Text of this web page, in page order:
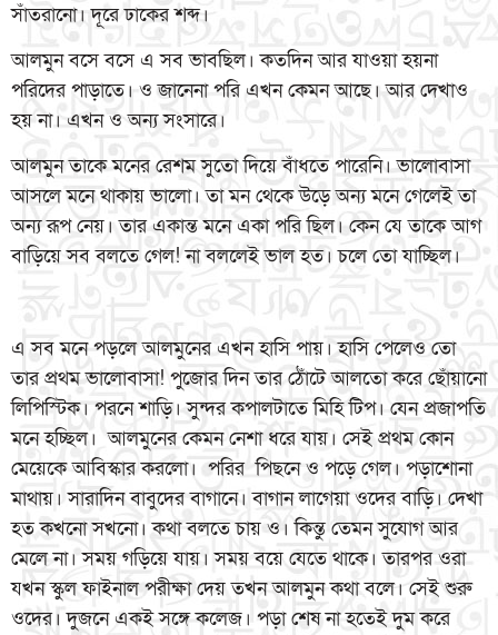
সাঁতরানো। দূরে ঢাকের শব্দ।
আলমুন বসে বসে এ সব ভাবছিল। কতদিন আর যাওয়া হয়না
পরিদের পাড়াতে। ও জানেনা পরি এখন কেমন আছে। আর দেখাও
হয় না। এখন ও অন্য সংসারে।
আলমুন তাকে মনের রেশম সুতো দিয়ে বাঁধতে পারেনি। ভালোবাসা
আসলে মনে থাকায় ভালো। তা মন থেকে উড়ে অন্য মনে গেলেই তা
অন্য রূপ নেয়। তার একান্ত মনে একা পরি ছিল। কেন যে তাকে আগ
বাড়িয়ে সব বলতে গেল! না বললেই ভাল হত। চলে তো যাচ্ছিল।
এ সব মনে পড়লে আলমুনের এখন হাসি পায়। হাসি পেলেও তো
তার প্রথম ভালোবাসা! পুজোর দিন তার ঠোঁটে আলতো করে ছোঁয়ানো
লিপিস্টিক। পরনে শাড়ি। সুন্দর কপালটাতে মিহি টিপ। যেন প্রজাপতি
মনে হচ্ছিল। আলমুনের কেমন নেশা ধরে যায়। সেই প্রথম কোন
মেয়েকে আবিস্কার করলো। পরির পিছনে ও পড়ে গেল। পড়াশোনা
মাথায়। সারাদিন বাবুদের বাগানে। বাগান লাগেয়া ওদের বাড়ি। দেখা
হত কখনো সখনো। কথা বলতে চায় ও। কিন্তু তেমন সুযোগ আর
মেলে না। সময় গড়িয়ে যায়। সময় বয়ে যেতে থাকে। তারপর ওরা
যখন স্কুল ফাইনাল পরীক্ষা দেয় তখন আলমুন কথা বলে। সেই শুরু
ওদের। দুজনে একই সঙ্গে কলেজ। পড়া শেষ না হতেই দুম করে